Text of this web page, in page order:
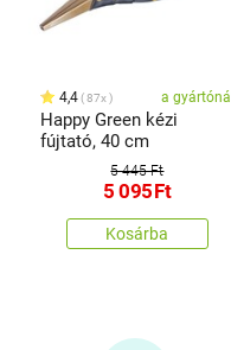
4,4 87x a gyártónál
Happy Green kézi
fújtató, 40 cm
5 445 Ft
5 095Ft
Kosárba